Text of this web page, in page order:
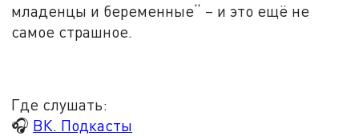
младенцы и беременные“ – и это ещё не
самое страшное.
Где слушать:
🎧 ВК. Подкасты